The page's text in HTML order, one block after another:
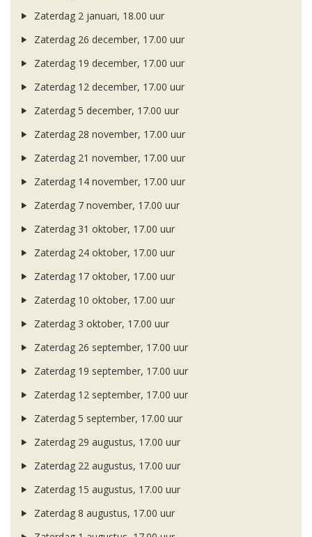
Zaterdag 2 januari, 18.00 uur
Zaterdag 26 december, 17.00 uur
Zaterdag 19 december, 17.00 uur
Zaterdag 12 december, 17.00 uur
Zaterdag 5 december, 17.00 uur
Zaterdag 28 november, 17.00 uur
Zaterdag 21 november, 17.00 uur
Zaterdag 14 november, 17.00 uur
Zaterdag 7 november, 17.00 uur
Zaterdag 31 oktober, 17.00 uur
Zaterdag 24 oktober, 17.00 uur
Zaterdag 17 oktober, 17.00 uur
Zaterdag 10 oktober, 17.00 uur
Zaterdag 3 oktober, 17.00 uur
Zaterdag 26 september, 17.00 uur
Zaterdag 19 september, 17.00 uur
Zaterdag 12 september, 17.00 uur
Zaterdag 5 september, 17.00 uur
Zaterdag 29 augustus, 17.00 uur
Zaterdag 22 augustus, 17.00 uur
Zaterdag 15 augustus, 17.00 uur
Zaterdag 8 augustus, 17.00 uur